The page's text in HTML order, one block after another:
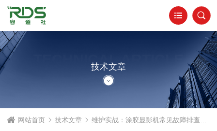
TECHNICAL ARTICLE
技术文章
网站首页 技术文章 维护实战：涂胶显影机常见故障排查：喷嘴堵塞、温度漂移与颗粒污染